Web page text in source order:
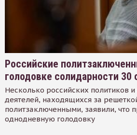
Российские
голодовке солидарности 30
Несколько российских политиков
деятелей, находящихся за
политзаключенными, заявили, что
однодневную голодовку